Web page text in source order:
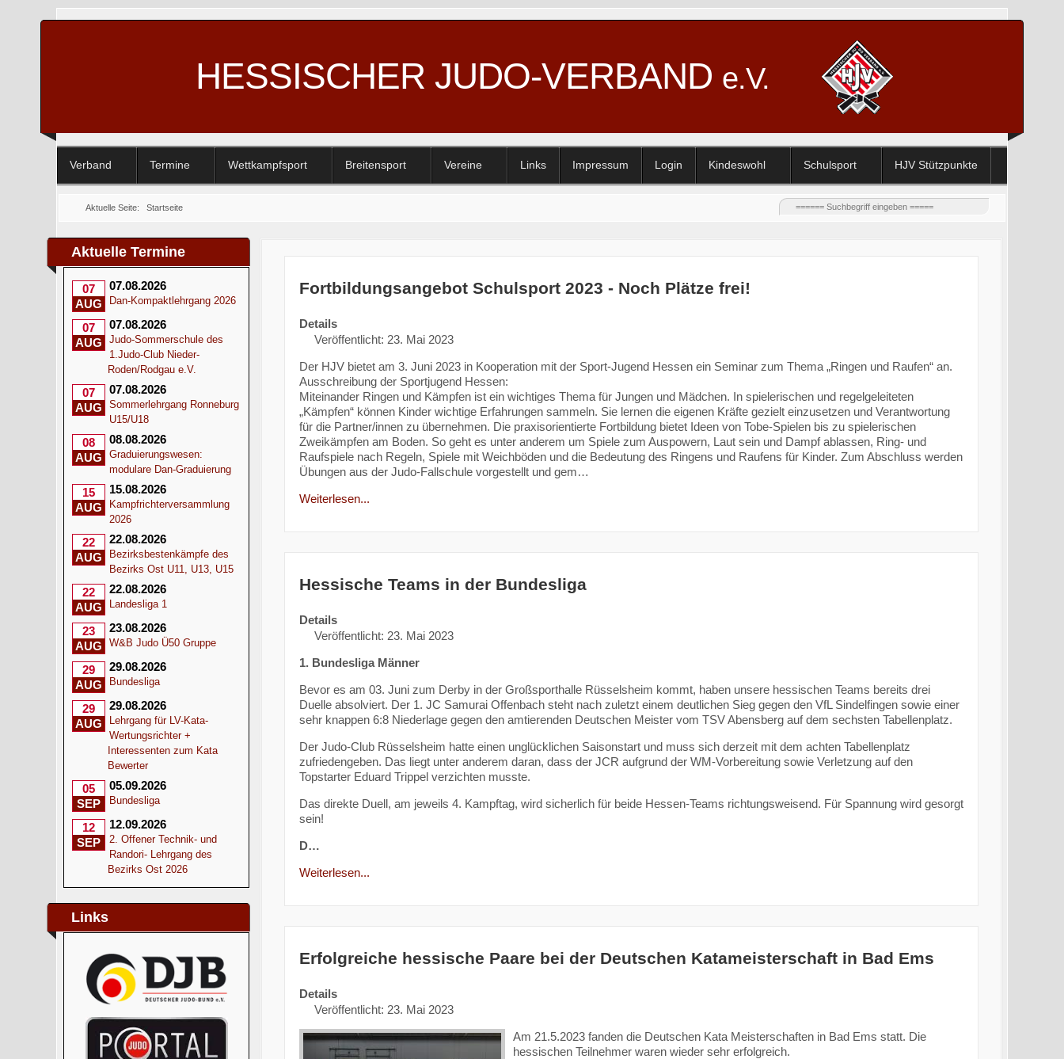
HESSISCHER JUDO-VERBAND e.V.
Verband Termine Wettkampfsport Breitensport Vereine Links Impressum Login Kindeswohl Schulsport HJV Stützpunkte
Aktuelle Seite:Startseite
Aktuelle Termine
07
AUG
07.08.2026
Dan-Kompaktlehrgang 2026
07
AUG
07.08.2026
Judo-Sommerschule des
1.Judo-Club Nieder-
Roden/Rodgau e.V.
07
AUG
07.08.2026
Sommerlehrgang Ronneburg
U15/U18
08
AUG
08.08.2026
Graduierungswesen:
modulare Dan-Graduierung
15
AUG
15.08.2026
Kampfrichterversammlung
2026
22
AUG
22.08.2026
Bezirksbestenkämpfe des
Bezirks Ost U11, U13, U15
22
AUG
22.08.2026
Landesliga 1
23
AUG
23.08.2026
W&B Judo Ü50 Gruppe
29
AUG
29.08.2026
Bundesliga
29
AUG
29.08.2026
Lehrgang für LV-Kata-
Wertungsrichter +
Interessenten zum Kata
Bewerter
05
SEP
05.09.2026
Bundesliga
12
SEP
12.09.2026
2. Offener Technik- und
Randori- Lehrgang des
Bezirks Ost 2026
Links
Fortbildungsangebot Schulsport 2023 - Noch Plätze frei!
Details
Veröffentlicht: 23. Mai 2023
Der HJV bietet am 3. Juni 2023 in Kooperation mit der Sport-Jugend Hessen ein Seminar zum Thema „Ringen und Raufen“ an.
Ausschreibung der Sportjugend Hessen:
Miteinander Ringen und Kämpfen ist ein wichtiges Thema für Jungen und Mädchen. In spielerischen und regelgeleiteten
„Kämpfen“ können Kinder wichtige Erfahrungen sammeln. Sie lernen die eigenen Kräfte gezielt einzusetzen und Verantwortung
für die Partner/innen zu übernehmen. Die praxisorientierte Fortbildung bietet Ideen von Tobe-Spielen bis zu spielerischen
Zweikämpfen am Boden. So geht es unter anderem um Spiele zum Auspowern, Laut sein und Dampf ablassen, Ring- und
Raufspiele nach Regeln, Spiele mit Weichböden und die Bedeutung des Ringens und Raufens für Kinder. Zum Abschluss werden
Übungen aus der Judo-Fallschule vorgestellt und gem…
Weiterlesen...
Hessische Teams in der Bundesliga
Details
Veröffentlicht: 23. Mai 2023
1. Bundesliga Männer
Bevor es am 03. Juni zum Derby in der Großsporthalle Rüsselsheim kommt, haben unsere hessischen Teams bereits drei
Duelle absolviert. Der 1. JC Samurai Offenbach steht nach zuletzt einem deutlichen Sieg gegen den VfL Sindelfingen sowie einer
sehr knappen 6:8 Niederlage gegen den amtierenden Deutschen Meister vom TSV Abensberg auf dem sechsten Tabellenplatz.
Der Judo-Club Rüsselsheim hatte einen unglücklichen Saisonstart und muss sich derzeit mit dem achten Tabellenplatz
zufriedengeben. Das liegt unter anderem daran, dass der JCR aufgrund der WM-Vorbereitung sowie Verletzung auf den
Topstarter Eduard Trippel verzichten musste.
Das direkte Duell, am jeweils 4. Kampftag, wird sicherlich für beide Hessen-Teams richtungsweisend. Für Spannung wird gesorgt
sein!
D…
Weiterlesen...
Erfolgreiche hessische Paare bei der Deutschen Katameisterschaft in Bad Ems
Details
Veröffentlicht: 23. Mai 2023
Am 21.5.2023 fanden die Deutschen Kata Meisterschaften in Bad Ems statt. Die
hessischen Teilnehmer waren wieder sehr erfolgreich.